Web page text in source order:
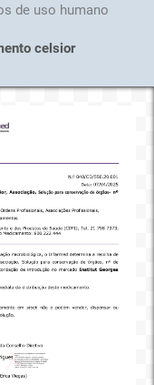
de uso humano
celsior